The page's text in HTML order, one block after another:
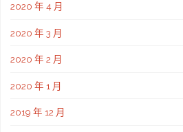
2020 年 4 月
2020 年 3 月
2020 年 2 月
2020 年 1 月
2019 年 12 月